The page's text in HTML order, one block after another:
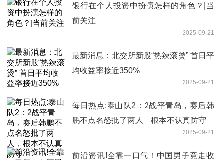
银行在个人投资中扮演怎样的角色？|当
前关注
2025-09-21
最新消息：北交所新股“热辣滚烫” 首日平
均收益率接近350%
2025-09-21
每日热点:泰山队2：2战平青岛，赛后韩
鹏不点名怒批了两人，根本不认真防守
2025-09-21
前沿资讯!全靠一口气！中国男子竞走收